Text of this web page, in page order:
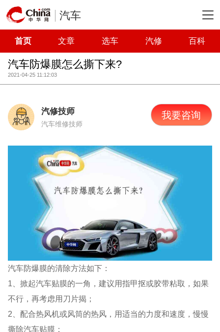
汽车
首页 文章 选车 汽修 百科
汽车防爆膜怎么撕下来?
2021-04-25 11:12:03
汽修技师
汽车维修技师
我要咨询
汽车防爆膜的清除方法如下：
1、掀起汽车贴膜的一角，建议用指甲抠或胶带粘取，如果
不行，再考虑用刀片揭；
2、配合热风机或风筒的热风，用适当的力度和速度，慢慢
撕除汽车贴膜；